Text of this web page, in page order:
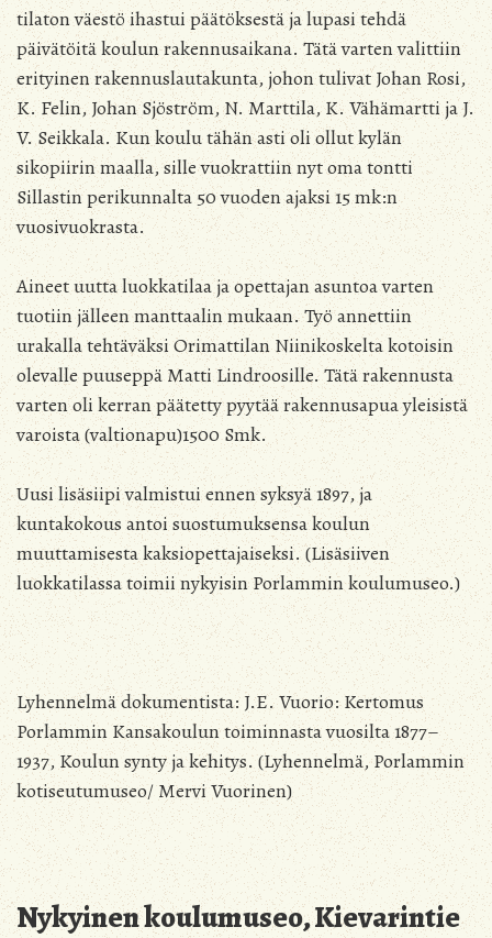
tilaton väestö ihastui päätöksestä ja lupasi tehdä
päivätöitä koulun rakennusaikana. Tätä varten valittiin
erityinen rakennuslautakunta, johon tulivat Johan Rosi,
K. Felin, Johan Sjöström, N. Marttila, K. Vähämartti ja J.
V. Seikkala. Kun koulu tähän asti oli ollut kylän
sikopiirin maalla, sille vuokrattiin nyt oma tontti
Sillastin perikunnalta 50 vuoden ajaksi 15 mk:n
vuosivuokrasta.
Aineet uutta luokkatilaa ja opettajan asuntoa varten
tuotiin jälleen manttaalin mukaan. Työ annettiin
urakalla tehtäväksi Orimattilan Niinikoskelta kotoisin
olevalle puuseppä Matti Lindroosille. Tätä rakennusta
varten oli kerran päätetty pyytää rakennusapua yleisistä
varoista (valtionapu)1500 Smk.
Uusi lisäsiipi valmistui ennen syksyä 1897, ja
kuntakokous antoi suostumuksensa koulun
muuttamisesta kaksiopettajaiseksi. (Lisäsiiven
luokkatilassa toimii nykyisin Porlammin koulumuseo.)
Lyhennelmä dokumentista: J.E. Vuorio: Kertomus
Porlammin Kansakoulun toiminnasta vuosilta 1877–
1937, Koulun synty ja kehitys. (Lyhennelmä, Porlammin
kotiseutumuseo/ Mervi Vuorinen)
Nykyinen koulumuseo,Kievarintie